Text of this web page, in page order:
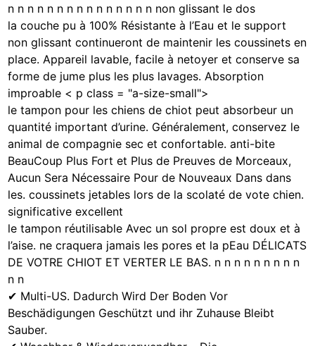
n n n n n n n n n n n n n n n non glissant le dos
la couche pu à 100% Résistante à l’Eau et le support
non glissant continueront de maintenir les coussinets en
place. Appareil lavable, facile à netoyer et conserve sa
forme de jume plus les plus lavages. Absorption
improable < p class = "a-size-small">
le tampon pour les chiens de chiot peut absorbeur un
quantité important d’urine. Généralement, conservez le
animal de compagnie sec et confortable. anti-bite
BeauCoup Plus Fort et Plus de Preuves de Morceaux,
Aucun Sera Nécessaire Pour de Nouveaux Dans dans
les. coussinets jetables lors de la scolaté de vote chien.
significative excellent
le tampon réutilisable Avec un sol propre est doux et à
l’aise. ne craquera jamais les pores et la pEau DÉLICATS
DE VOTRE CHIOT ET VERTER LE BAS. n n n n n n n n n
n n
✔ Multi-US. Dadurch Wird Der Boden Vor
Beschädigungen Geschützt und ihr Zuhause Bleibt
Sauber.